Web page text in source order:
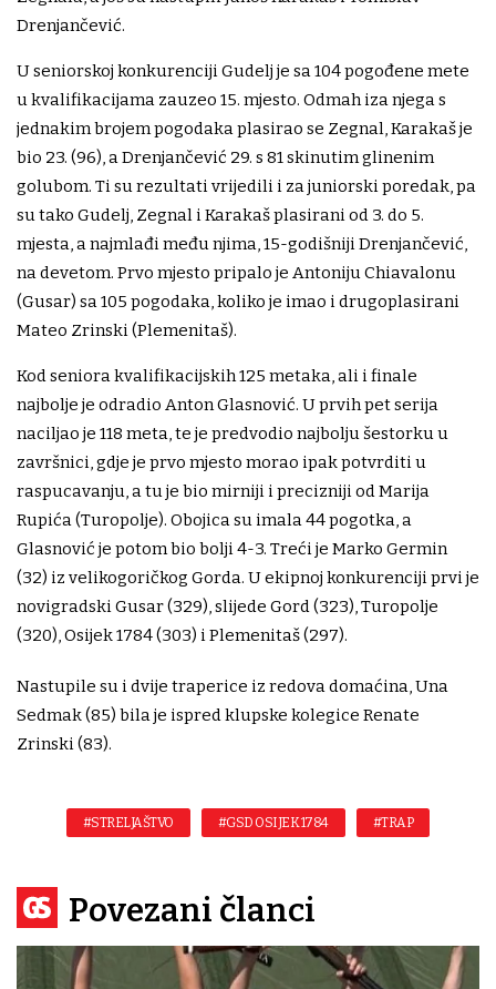
Drenjančević.
U seniorskoj konkurenciji Gudelj je sa 104 pogođene mete
u kvalifikacijama zauzeo 15. mjesto. Odmah iza njega s
jednakim brojem pogodaka plasirao se Zegnal, Karakaš je
bio 23. (96), a Drenjančević 29. s 81 skinutim glinenim
golubom. Ti su rezultati vrijedili i za juniorski poredak, pa
su tako Gudelj, Zegnal i Karakaš plasirani od 3. do 5.
mjesta, a najmlađi među njima, 15-godišniji Drenjančević,
na devetom. Prvo mjesto pripalo je Antoniju Chiavalonu
(Gusar) sa 105 pogodaka, koliko je imao i drugoplasirani
Mateo Zrinski (Plemenitaš).
Kod seniora kvalifikacijskih 125 metaka, ali i finale
najbolje je odradio Anton Glasnović. U prvih pet serija
naciljao je 118 meta, te je predvodio najbolju šestorku u
završnici, gdje je prvo mjesto morao ipak potvrditi u
raspucavanju, a tu je bio mirniji i precizniji od Marija
Rupića (Turopolje). Obojica su imala 44 pogotka, a
Glasnović je potom bio bolji 4-3. Treći je Marko Germin
(32) iz velikogoričkog Gorda. U ekipnoj konkurenciji prvi je
novigradski Gusar (329), slijede Gord (323), Turopolje
(320), Osijek 1784 (303) i Plemenitaš (297).
Nastupile su i dvije traperice iz redova domaćina, Una
Sedmak (85) bila je ispred klupske kolegice Renate
Zrinski (83).
#STRELJAŠTVO #GSD OSIJEK 1784 #TRAP
Povezani članci